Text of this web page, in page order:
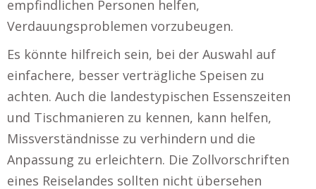
empfindlichen Personen helfen,
Verdauungsproblemen vorzubeugen.
Es könnte hilfreich sein, bei der Auswahl auf
einfachere, besser verträgliche Speisen zu
achten. Auch die landestypischen Essenszeiten
und Tischmanieren zu kennen, kann helfen,
Missverständnisse zu verhindern und die
Anpassung zu erleichtern. Die Zollvorschriften
eines Reiselandes sollten nicht übersehen